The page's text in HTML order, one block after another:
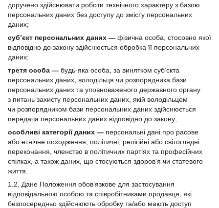
доручено здійснювати роботи технічного характеру з базою
персональних даних без доступу до змісту персональних
даних;
суб’єкт персональних даних — фізична особа, стосовно якої
відповідно до закону здійснюється обробка її персональних
даних;
третя особа — будь-яка особа, за винятком суб’єкта
персональних даних, володільця чи розпорядника бази
персональних даних та уповноваженого державного органу
з питань захисту персональних даних, якій володільцем
чи розпорядником бази персональних даних здійснюється
передача персональних даних відповідно до закону;
особливі категорії даних — персональні дані про расове
або етнічне походження, політичні, релігійні або світоглядні
переконання, членство в політичних партіях та професійних
спілках, а також даних, що стосуються здоров’я чи статевого
життя.
1.2. Дане Положення обов’язкове для застосування
відповідальною особою та співробітниками продавця, які
безпосередньо здійснюють обробку та/або мають доступ